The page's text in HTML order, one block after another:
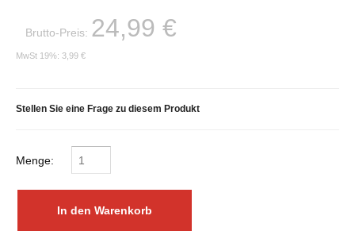
Brutto-Preis: 24,99 €
MwSt 19%: 3,99 €
Stellen Sie eine Frage zu diesem Produkt
Menge: